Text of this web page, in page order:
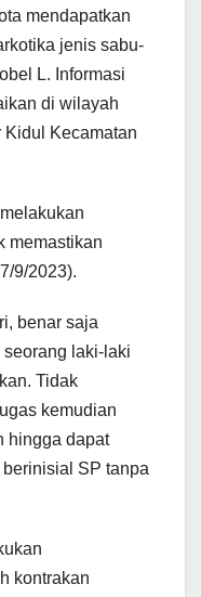
mendapatkan
jenis sabu-
L. Informasi
di wilayah
Kecamatan
memastikan
9/2023).
benar saja
laki-laki
Tidak
kemudian
hingga dapat
SP tanpa
kontrakan